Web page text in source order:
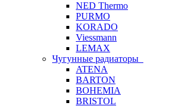
NED Thermo
PURMO
KORADO
Viessmann
LEMAX
Чугунные радиаторы
ATENA
BARTON
BOHEMIA
BRISTOL